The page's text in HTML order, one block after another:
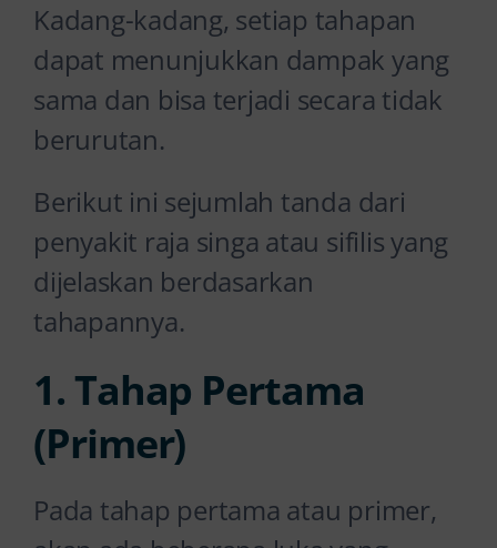
Kadang-kadang, setiap tahapan
dapat menunjukkan dampak yang
sama dan bisa terjadi secara tidak
berurutan.
Berikut ini sejumlah tanda dari
penyakit raja singa atau sifilis yang
dijelaskan berdasarkan
tahapannya.
1. Tahap Pertama
(Primer)
Pada tahap pertama atau primer,